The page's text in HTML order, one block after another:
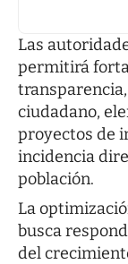
Las
permitirá
ciudadano,
proyectos de
incidencia
población.
La
busca
del